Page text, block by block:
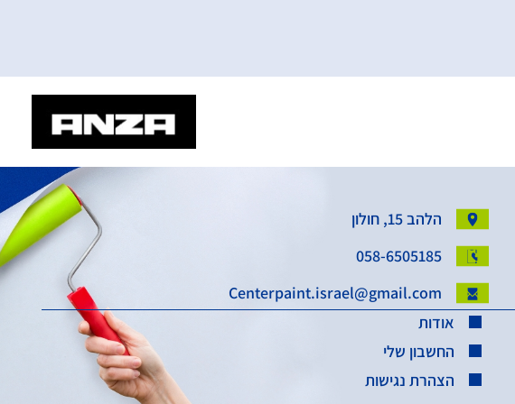
הלהב 15, חולון
058-6505185
Centerpaint.israel@gmail.com
אודות
החשבון שלי
הצהרת נגישות